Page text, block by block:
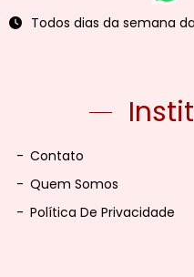
Todos dias da semana
- Contato
- Quem Somos
- Política De Privacidade